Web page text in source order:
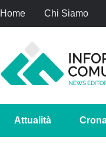
Home Chi Siamo
Attualità